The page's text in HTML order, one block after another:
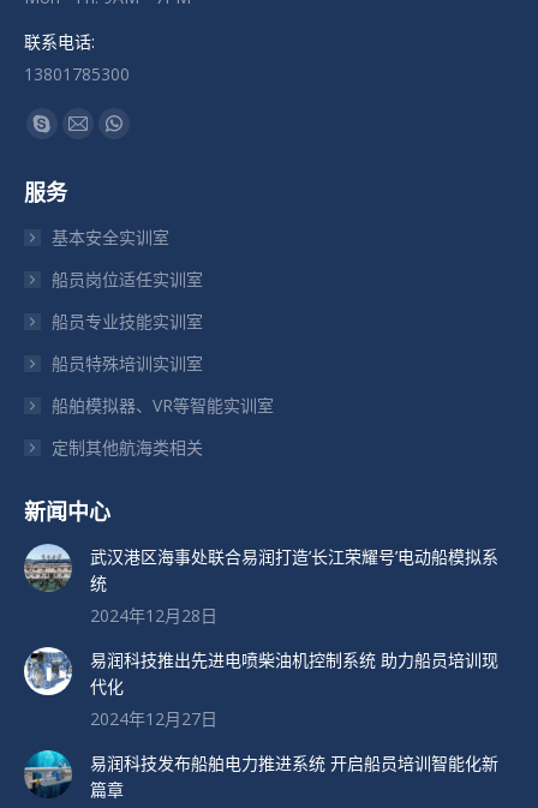
联系电话:
13801785300
找到我们：
Skype
在
新
口
中
打
Mail
新
口
中
打
Whatsapp
新
口
中
打
服务
基本安全实训室
船员岗位适任实训室
船员专业技能实训室
船员特殊培训实训室
船舶模拟器、VR等智能实训室
定制其他航海类相关
新闻中心
武汉港区海事处联合易润打造’长江荣耀号’电动船模拟系
统
2024年12月28日
易润科技推出先进电喷柴油机控制系统 助力船员培训现
代化
2024年12月27日
易润科技发布船舶电力推进系统 开启船员培训智能化新
篇章